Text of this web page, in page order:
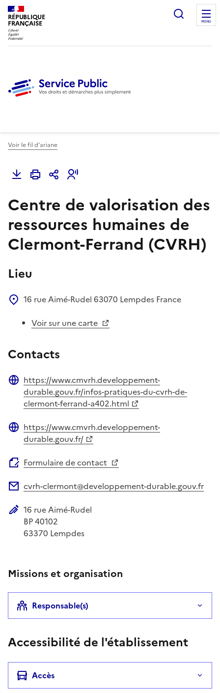
RÉPUBLIQUE
FRANÇAISE
Ouvrir
MENU
Voir le fil d'ariane
Centre de valorisation des
ressources humaines de
Clermont-Ferrand (CVRH)
Lieu
16 rue Aimé-Rudel 63070 Lempdes France
Voir sur une carte
Contacts
Site web
https://www.cmvrh.developpement-
durable.gouv.fr/infos-pratiques-du-cvrh-de-
clermont-ferrand-a402.html
Site web
https://www.cmvrh.developpement-
durable.gouv.fr/
Formulaire de contact
cvrh-clermont@developpement-durable.gouv.fr
Adresse postale
16 rue Aimé-Rudel
BP 40102
63370 Lempdes
Missions et organisation
Responsable(s)
Accessibilité de l'établissement
Accès